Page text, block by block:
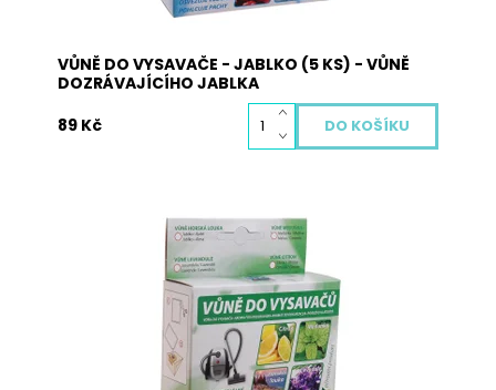
VŮNĚ DO VYSAVAČE - JABLKO (5 KS) - VŮNĚ
DOZRÁVAJÍCÍHO JABLKA
89 Kč
Vůně do vysavače je vyrobena z přírodních
materiálů a neobsahuje žádné nebezpečné
látky. Pohlcuje pachy, osvěžuje vzduch a plní
antibakteriální funkci. Použití: vysypte obsah
sáčků s vůní na podlahu a obsah vysajte. Při
zahřátí obsahu sáčku dojde k uvolnění...
Skladem
3004